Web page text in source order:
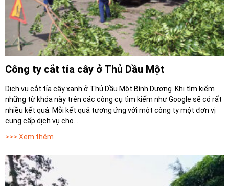
Công ty cắt tỉa cây ở Thủ Dầu Một
Dịch vụ cắt tỉa cây xanh ở Thủ Dầu Một Bình Dương. Khi tìm kiếm
những từ khóa này trên các công cụ tìm kiếm như Google sẽ có rất
nhiều kết quả. Mỗi kết quả tương ứng với một công ty một đơn vị
cung cấp dịch vụ cho...
>>> Xem thêm